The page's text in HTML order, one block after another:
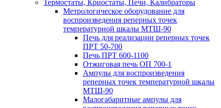
Термостаты, Криостаты, Печи, Калибраторы
Метрологическое оборудование для
воспроизведения реперных точек
температурной шкалы МТШ-90
Печь для реализации реперных точек
ПРТ 50-700
Печь ПРТ 600-1100
Отжиговая печь ОП 700-1
Ампулы для воспроизведения
реперных точек температурной шкалы
МТШ-90
Малогабаритные ампулы для